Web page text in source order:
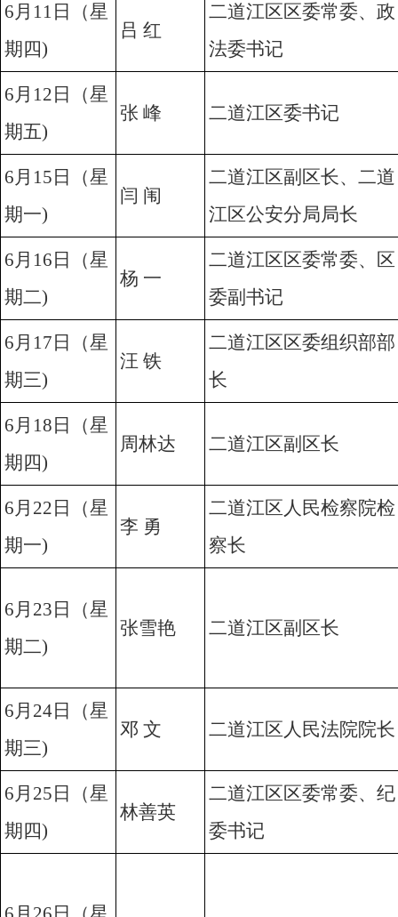
6月11日（星
期四)
吕 红
二道江区区委常委、政
法委书记
6月12日（星
期五)
张 峰 二道江区委书记
6月15日（星
期一)
闫 闱
二道江区副区长、二道
江区公安分局局长
6月16日（星
期二)
杨 一
二道江区区委常委、区
委副书记
6月17日（星
期三)
汪 铁
二道江区区委组织部部
长
6月18日（星
期四)
周林达 二道江区副区长
6月22日（星
期一)
李 勇
二道江区人民检察院检
察长
6月23日（星
期二)
张雪艳 二道江区副区长
6月24日（星
期三)
邓 文 二道江区人民法院院长
6月25日（星
期四)
林善英
二道江区区委常委、纪
委书记